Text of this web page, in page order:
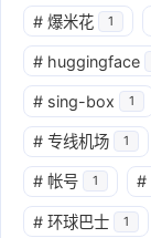
# 爆米花 1
# huggingface
# sing-box 1
# 专线机场 1
# 帐号 1 #
# 环球巴士 1